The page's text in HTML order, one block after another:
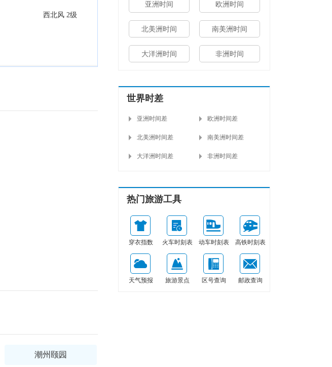
西北风 2级
潮州颐园
亚洲时间 欧洲时间
北美洲时间 南美洲时间
大洋洲时间 非洲时间
世界时差
亚洲时间差 欧洲时间差
北美洲时间差 南美洲时间差
大洋洲时间差 非洲时间差
热门旅游工具
穿衣指数 火车时刻表 动车时刻表 高铁时刻表
天气预报 旅游景点 区号查询 邮政查询